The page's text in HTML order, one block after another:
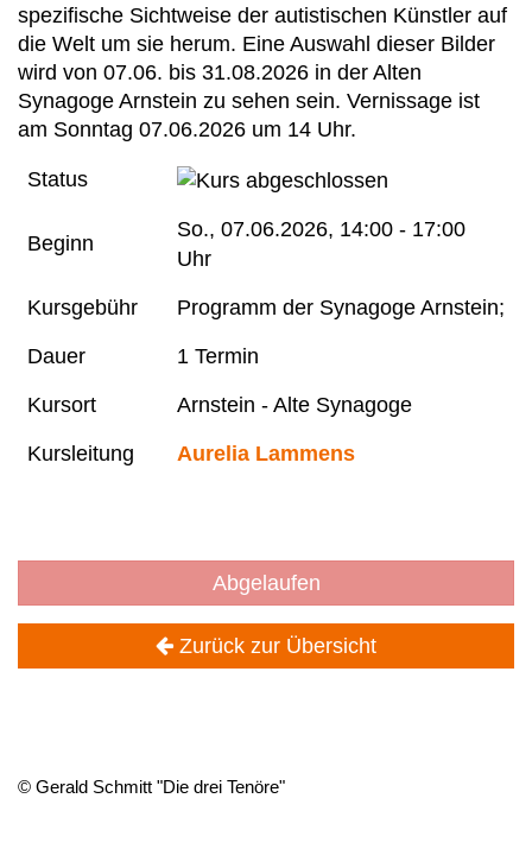
spezifische Sichtweise der autistischen Künstler auf
die Welt um sie herum. Eine Auswahl dieser Bilder
wird von 07.06. bis 31.08.2026 in der Alten
Synagoge Arnstein zu sehen sein. Vernissage ist
am Sonntag 07.06.2026 um 14 Uhr.
Status
Beginn
So., 07.06.2026, 14:00 - 17:00
Uhr
Kursgebühr Programm der Synagoge Arnstein;
Dauer 1 Termin
Kursort Arnstein - Alte Synagoge
Kursleitung Aurelia Lammens
Abgelaufen
Zurück zur Übersicht
© Gerald Schmitt "Die drei Tenöre"